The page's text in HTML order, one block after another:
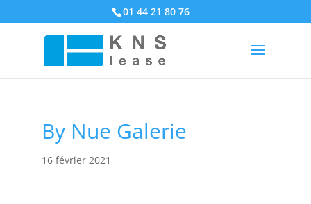
01 44 21 80 76
By Nue Galerie
16 février 2021